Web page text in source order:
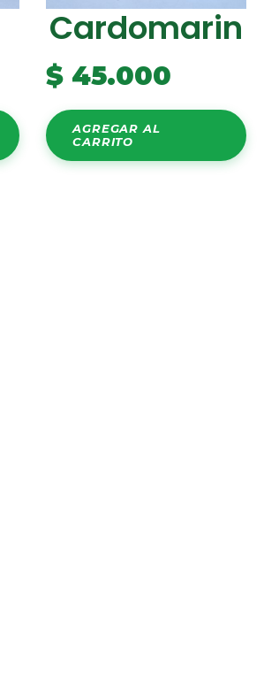
Cardomarin
$ 45.000
AGREGAR AL
CARRITO